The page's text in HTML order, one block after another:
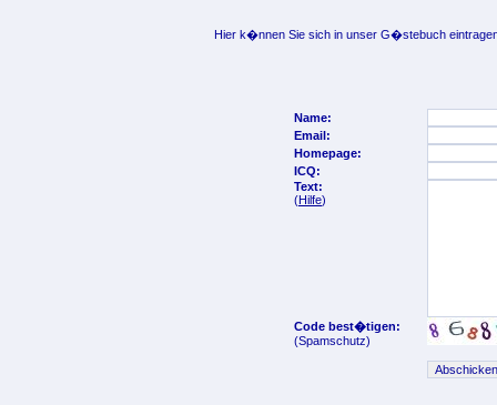
Hier k�nnen Sie sich in unser G�stebuch
Name:
Email:
Homepage:
ICQ:
Text:
(Hilfe)
Code best�tigen:
(Spamschutz)